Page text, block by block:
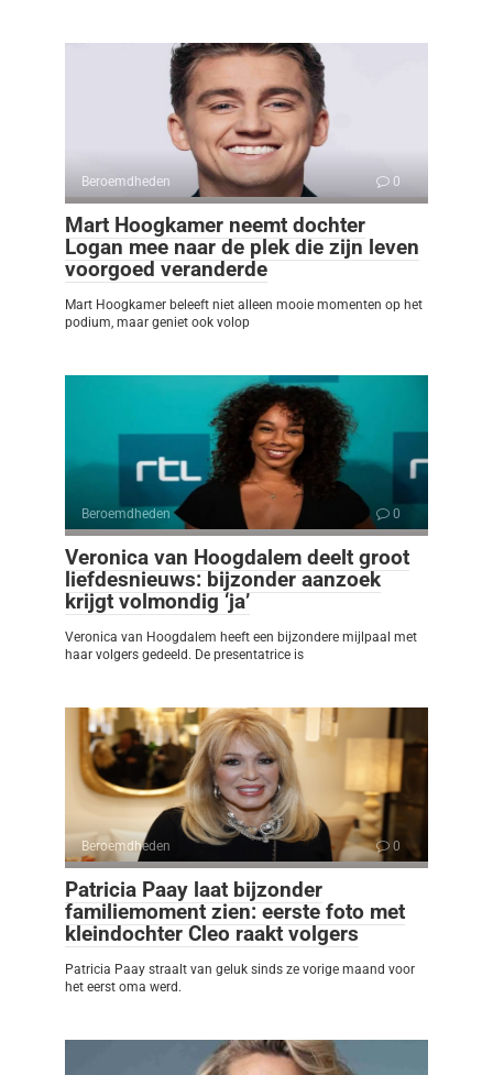
Beroemdheden 0
Mart Hoogkamer neemt dochter
Logan mee naar de plek die zijn leven
voorgoed veranderde
Mart Hoogkamer beleeft niet alleen mooie momenten op het
podium, maar geniet ook volop
Beroemdheden 0
Veronica van Hoogdalem deelt groot
liefdesnieuws: bijzonder aanzoek
krijgt volmondig ‘ja’
Veronica van Hoogdalem heeft een bijzondere mijlpaal met
haar volgers gedeeld. De presentatrice is
Beroemdheden 0
Patricia Paay laat bijzonder
familiemoment zien: eerste foto met
kleindochter Cleo raakt volgers
Patricia Paay straalt van geluk sinds ze vorige maand voor
het eerst oma werd.